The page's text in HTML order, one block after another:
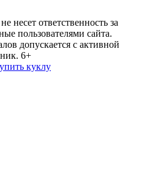
несет ответственность за
пользователями сайта.
допускается с активной
6+
куклу